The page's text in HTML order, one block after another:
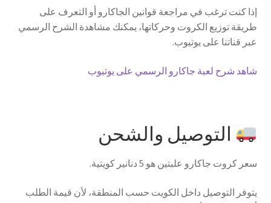
إذا كنت ترغب في مراجعة قوانين الجاكارو أو التعرف على
طريقة توزيع الكروت وحركاتها، يمكنك مشاهدة الشرح الرسمي
عبر قناتنا على يوتيوب.
شاهد شرح لعبة جاكارو الرسمي على يوتيوب
التوصيل والشحن
سعر كروت جاكارو علبتين هو 5 دنانير كويتية.
يتوفر التوصيل داخل الكويت حسب المنطقة، لأن قيمة الطلب